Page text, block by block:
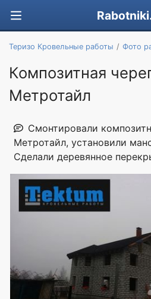
Теризо Кровельные работы Фото
Композитная
Метротайл
Смонтировали
Метротайл, установили
Сделали деревянное